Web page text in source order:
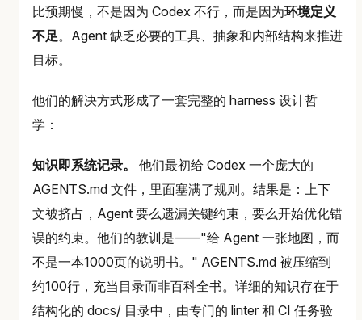
比预期慢，不是因为 Codex 不行，而是因为环境定义
不足。Agent 缺乏必要的工具、抽象和内部结构来推进
目标。
他们的解决方式形成了一套完整的 harness 设计哲
学：
知识即系统记录。
他们最初给 Codex 一个庞大的
AGENTS.md 文件，里面塞满了规则。结果是：上下
文被挤占，Agent 要么遗漏关键约束，要么开始优化错
误的约束。他们的教训是——"给 Agent 一张地图，而
不是一本1000页的说明书。" AGENTS.md 被压缩到
约100行，充当目录而非百科全书。详细的知识存在于
结构化的 docs/ 目录中，由专门的 linter 和 CI 任务验